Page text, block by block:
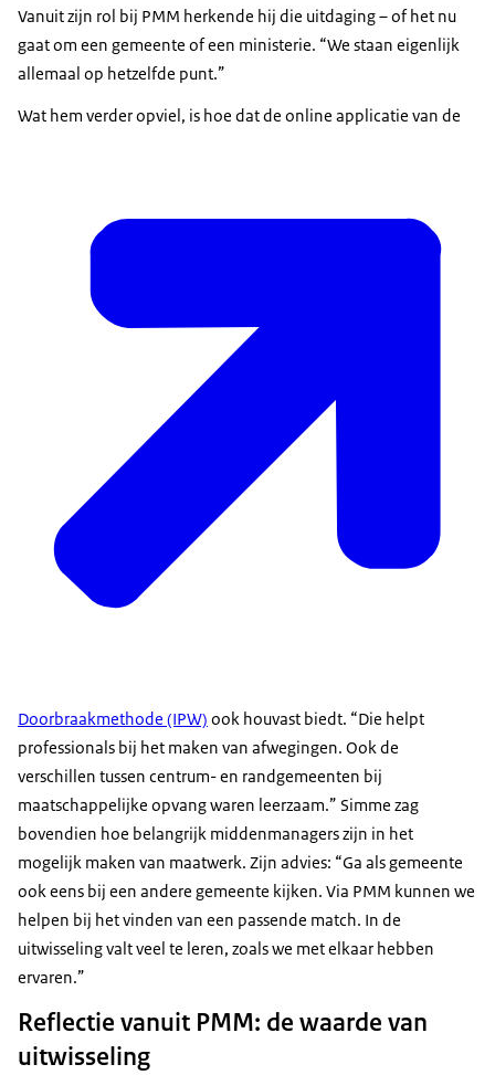
Vanuit zijn rol bij PMM herkende hij die uitdaging – of het nu
gaat om een gemeente of een ministerie. “We staan eigenlijk
allemaal op hetzelfde punt.”
Wat hem verder opviel, is hoe dat de online applicatie van de
Doorbraakmethode (IPW) ook houvast biedt. “Die helpt
professionals bij het maken van afwegingen. Ook de
verschillen tussen centrum- en randgemeenten bij
maatschappelijke opvang waren leerzaam.” Simme zag
bovendien hoe belangrijk middenmanagers zijn in het
mogelijk maken van maatwerk. Zijn advies: “Ga als gemeente
ook eens bij een andere gemeente kijken. Via PMM kunnen we
helpen bij het vinden van een passende match. In de
uitwisseling valt veel te leren, zoals we met elkaar hebben
ervaren.”
Reflectie vanuit PMM: de waarde van
uitwisseling